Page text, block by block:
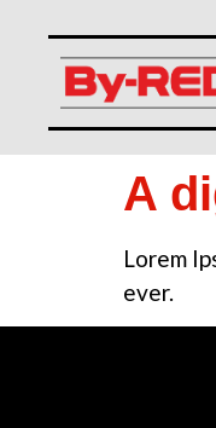
A
Lorem
ever.